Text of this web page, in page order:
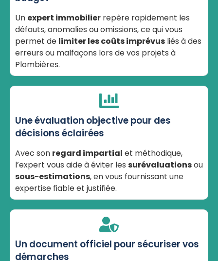
Un expert immobilier repère rapidement les
défauts, anomalies ou omissions, ce qui vous
permet de limiter les coûts imprévus liés à des
erreurs ou malfaçons lors de vos projets à
Plombières.
Une évaluation objective pour des
décisions éclairées
Avec son regard impartial et méthodique,
l’expert vous aide à éviter les surévaluationsou
sous-estimations, en vous fournissant une
expertise fiable et justifiée.
Un document officiel pour sécuriser vos
démarches